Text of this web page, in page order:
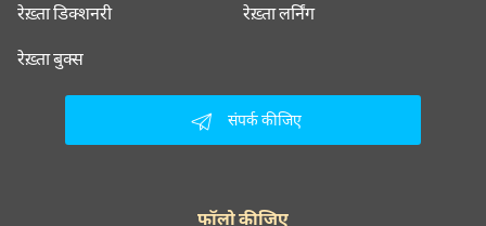
रेख़्ता डिक्शनरी रेख़्ता लर्निंग
रेख़्ता बुक्स
संपर्क कीजिए
फॉलो कीजिए